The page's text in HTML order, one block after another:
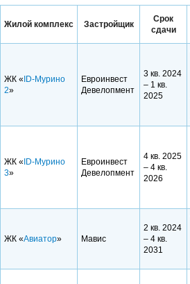
Жилой комплекс Застройщик
Срок
сдачи
ЖК « ID-Мурино
2»
Евроинвест
Девелопмент
3 кв. 2024
– 1 кв.
2025
ЖК « ID-Мурино
3»
Евроинвест
Девелопмент
4 кв. 2025
– 4 кв.
2026
ЖК «Авиатор» Мавис
2 кв. 2024
– 4 кв.
2031